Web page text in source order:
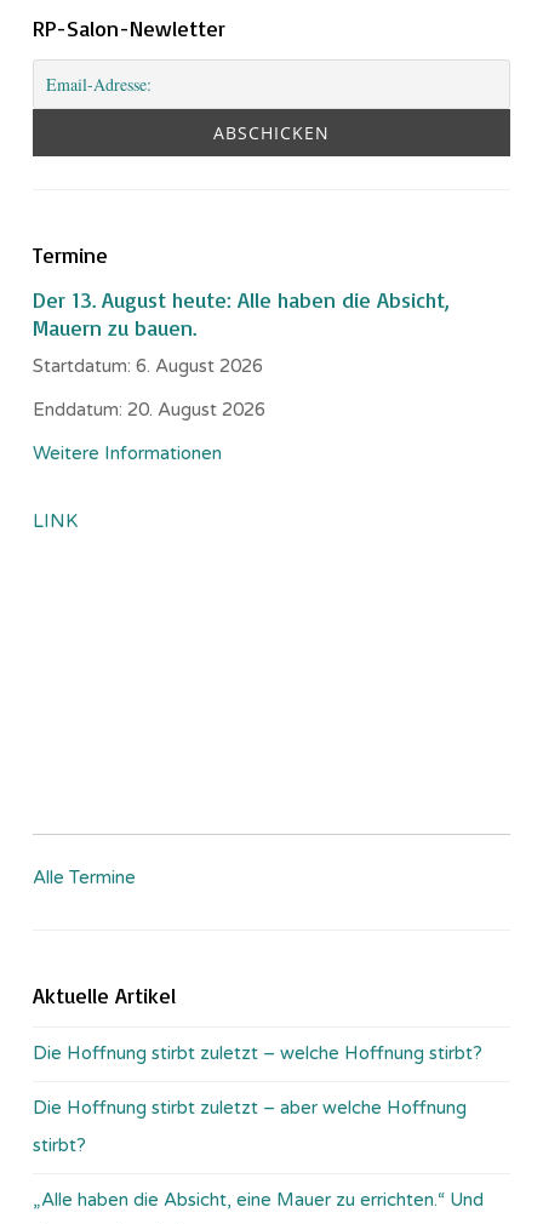
RP-Salon-Newletter
Termine
Der 13. August heute: Alle haben die Absicht,
Mauern zu bauen.
Startdatum: 6. August 2026
Enddatum: 20. August 2026
Weitere Informationen
LINK
Alle Termine
Aktuelle Artikel
Die Hoffnung stirbt zuletzt – welche Hoffnung stirbt?
Die Hoffnung stirbt zuletzt – aber welche Hoffnung
stirbt?
„Alle haben die Absicht, eine Mauer zu errichten.“ Und